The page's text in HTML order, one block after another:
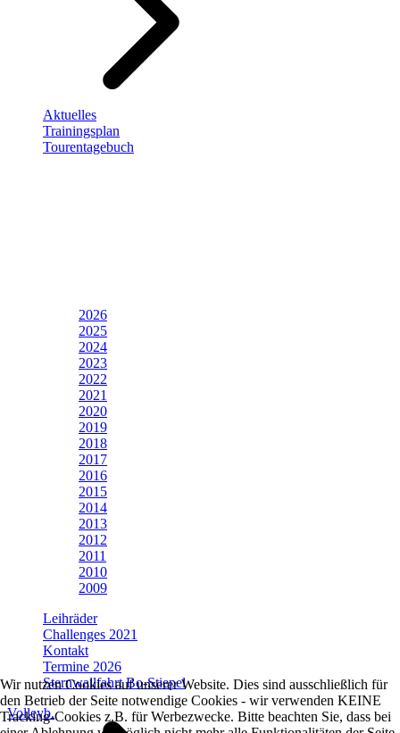
Aktuelles
Trainingsplan
Tourentagebuch
2026
2025
2024
2023
2022
2021
2020
2019
2018
2017
2016
2015
2014
2013
2012
2011
2010
2009
Leihräder
Challenges 2021
Kontakt
Termine 2026
Sternwallfahrt Bo-Stiepel
Volleyb.
Wir nutzen Cookies auf unserer Website. Dies sind ausschließlich für
den Betrieb der Seite notwendige Cookies - wir verwenden KEINE
Tracking-Cookies z.B. für Werbezwecke. Bitte beachten Sie, dass bei